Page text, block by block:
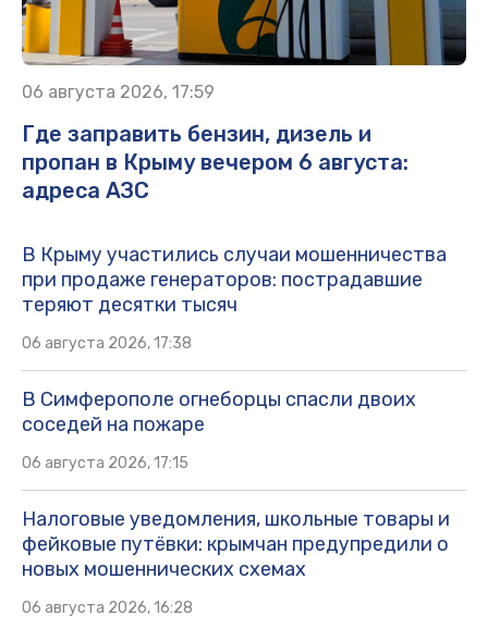
06 августа 2026, 17:59
Где заправить бензин, дизель и
пропан в Крыму вечером 6 августа:
адреса АЗС
В Крыму участились случаи мошенничества
при продаже генераторов: пострадавшие
теряют десятки тысяч
06 августа 2026, 17:38
В Симферополе огнеборцы спасли двоих
соседей на пожаре
06 августа 2026, 17:15
Налоговые уведомления, школьные товары и
фейковые путёвки: крымчан предупредили о
новых мошеннических схемах
06 августа 2026, 16:28